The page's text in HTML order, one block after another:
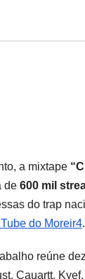
a mixtape
de 600 mil
do trap
do Moreir4.
reúne
Cauartt,